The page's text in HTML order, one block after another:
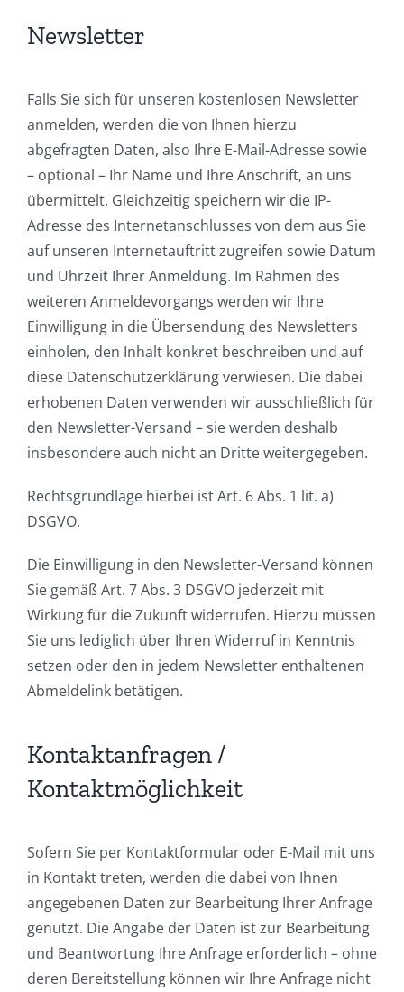
Newsletter
Falls Sie sich für unseren kostenlosen Newsletter
anmelden, werden die von Ihnen hierzu
abgefragten Daten, also Ihre E-Mail-Adresse sowie
– optional – Ihr Name und Ihre Anschrift, an uns
übermittelt. Gleichzeitig speichern wir die IP-
Adresse des Internetanschlusses von dem aus Sie
auf unseren Internetauftritt zugreifen sowie Datum
und Uhrzeit Ihrer Anmeldung. Im Rahmen des
weiteren Anmeldevorgangs werden wir Ihre
Einwilligung in die Übersendung des Newsletters
einholen, den Inhalt konkret beschreiben und auf
diese Datenschutzerklärung verwiesen. Die dabei
erhobenen Daten verwenden wir ausschließlich für
den Newsletter-Versand – sie werden deshalb
insbesondere auch nicht an Dritte weitergegeben.
Rechtsgrundlage hierbei ist Art. 6 Abs. 1 lit. a)
DSGVO.
Die Einwilligung in den Newsletter-Versand können
Sie gemäß Art. 7 Abs. 3 DSGVO jederzeit mit
Wirkung für die Zukunft widerrufen. Hierzu müssen
Sie uns lediglich über Ihren Widerruf in Kenntnis
setzen oder den in jedem Newsletter enthaltenen
Abmeldelink betätigen.
Kontaktanfragen /
Kontaktmöglichkeit
Sofern Sie per Kontaktformular oder E-Mail mit uns
in Kontakt treten, werden die dabei von Ihnen
angegebenen Daten zur Bearbeitung Ihrer Anfrage
genutzt. Die Angabe der Daten ist zur Bearbeitung
und Beantwortung Ihre Anfrage erforderlich – ohne
deren Bereitstellung können wir Ihre Anfrage nicht